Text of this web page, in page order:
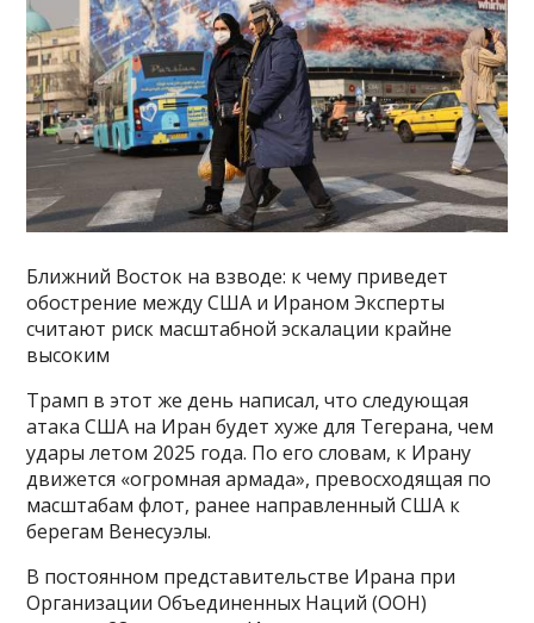
Ближний Восток на взводе: к чему приведет
обострение между США и Ираном Эксперты
считают риск масштабной эскалации крайне
высоким
Трамп в этот же день написал, что следующая
атака США на Иран будет хуже для Тегерана, чем
удары летом 2025 года. По его словам, к Ирану
движется «огромная армада», превосходящая по
масштабам флот, ранее направленный США к
берегам Венесуэлы.
В постоянном представительстве Ирана при
Организации Объединенных Наций (ООН)